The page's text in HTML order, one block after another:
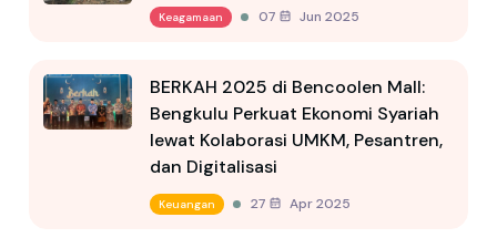
Keagamaan 07 Jun 2025
BERKAH 2025 di Bencoolen Mall:
Bengkulu Perkuat Ekonomi Syariah
lewat Kolaborasi UMKM, Pesantren,
dan Digitalisasi
Keuangan 27 Apr 2025